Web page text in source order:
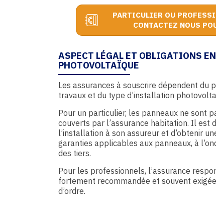
PARTICULIER OU
CONTACTEZ NOUS
ASPECT LÉGAL ET OBLIGATIONS
PHOTOVOLTAÏQUE
Les assurances à souscrire dépendent du
travaux et du type d’installation
Pour un particulier, les panneaux ne sont
couverts par l’assurance habitation. Il est
l’installation à son assureur et d’obtenir
garanties applicables aux panneaux, à
des tiers.
Pour les professionnels, l’assurance
fortement recommandée et souvent
d’ordre.